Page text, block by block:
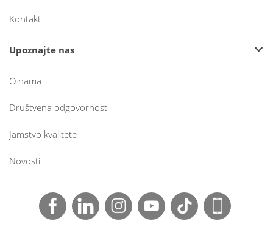
Kontakt
Upoznajte nas
O nama
Društvena odgovornost
Jamstvo kvalitete
Novosti